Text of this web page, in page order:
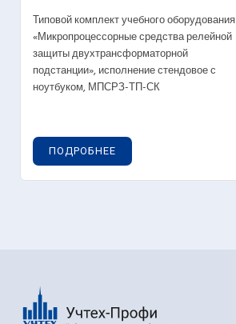
Типовой комплект учебного оборудования
«Микропроцессорные средства релейной
защиты двухтрансформаторной
подстанции», исполнение стендовое с
ноутбуком, МПСРЗ-ТП-СК
ПОДРОБНЕЕ